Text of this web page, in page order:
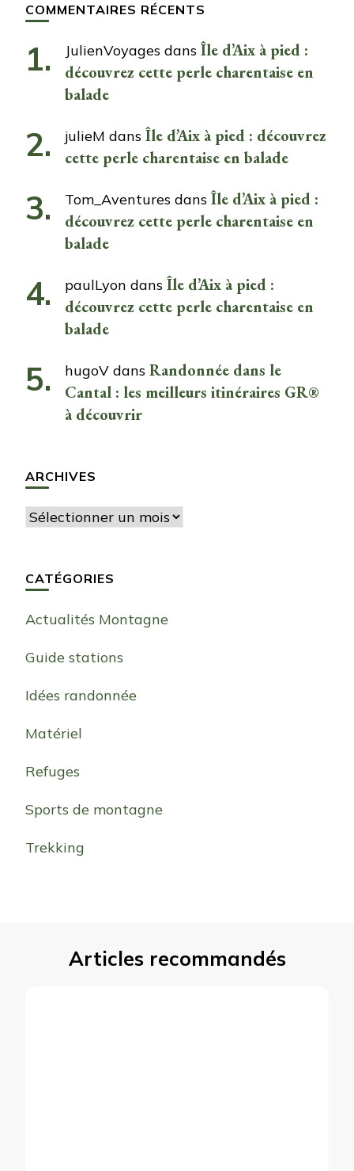
COMMENTAIRES RÉCENTS
JulienVoyages dans Île d’Aix à pied :
découvrez cette perle charentaise en
balade
julieM dans Île d’Aix à pied : découvrez
cette perle charentaise en balade
Tom_Aventures dans Île d’Aix à pied :
découvrez cette perle charentaise en
balade
paulLyon dans Île d’Aix à pied :
découvrez cette perle charentaise en
balade
hugoV dans Randonnée dans le
Cantal : les meilleurs itinéraires GR®
à découvrir
ARCHIVES
Archives
CATÉGORIES
Actualités Montagne
Guide stations
Idées randonnée
Matériel
Refuges
Sports de montagne
Trekking
Articles recommandés